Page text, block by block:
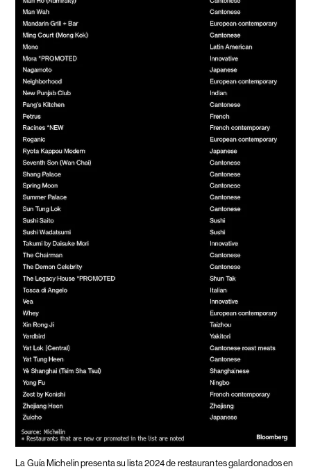
La Guía Michelin presenta su lista 2024 de restaurantes galardonados en